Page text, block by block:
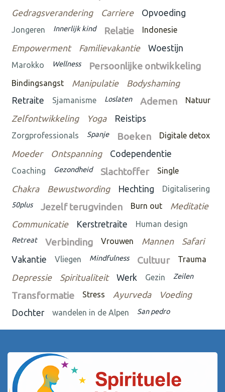
Gedragsverandering Carriere Opvoeding
Jongeren Innerlijk kind Relatie Indonesie
Empowerment Familievakantie Woestijn
Marokko Wellness Persoonlijke ontwikkeling
Bindingsangst Manipulatie
Bodyshaming
Retraite
Sjamanisme Loslaten Ademen Natuur
Zelfontwikkeling Yoga Reistips
Zorgprofessionals Spanje Boeken Digitale detox
Moeder Ontspanning Codependentie
Coaching Gezondheid Slachtoffer Single
Chakra Bewustwording Hechting Digitalisering
50plus Jezelf terugvinden Burn out
Meditatie
Communicatie
Kerstretraite Human design
Retreat Verbinding Vrouwen Mannen
Safari
Vakantie
Vliegen Mindfulness Cultuur Trauma
Depressie Spiritualiteit Werk Gezin Zeilen
Transformatie Stress Ayurveda
Voeding
Dochter
wandelen in de Alpen San pedro